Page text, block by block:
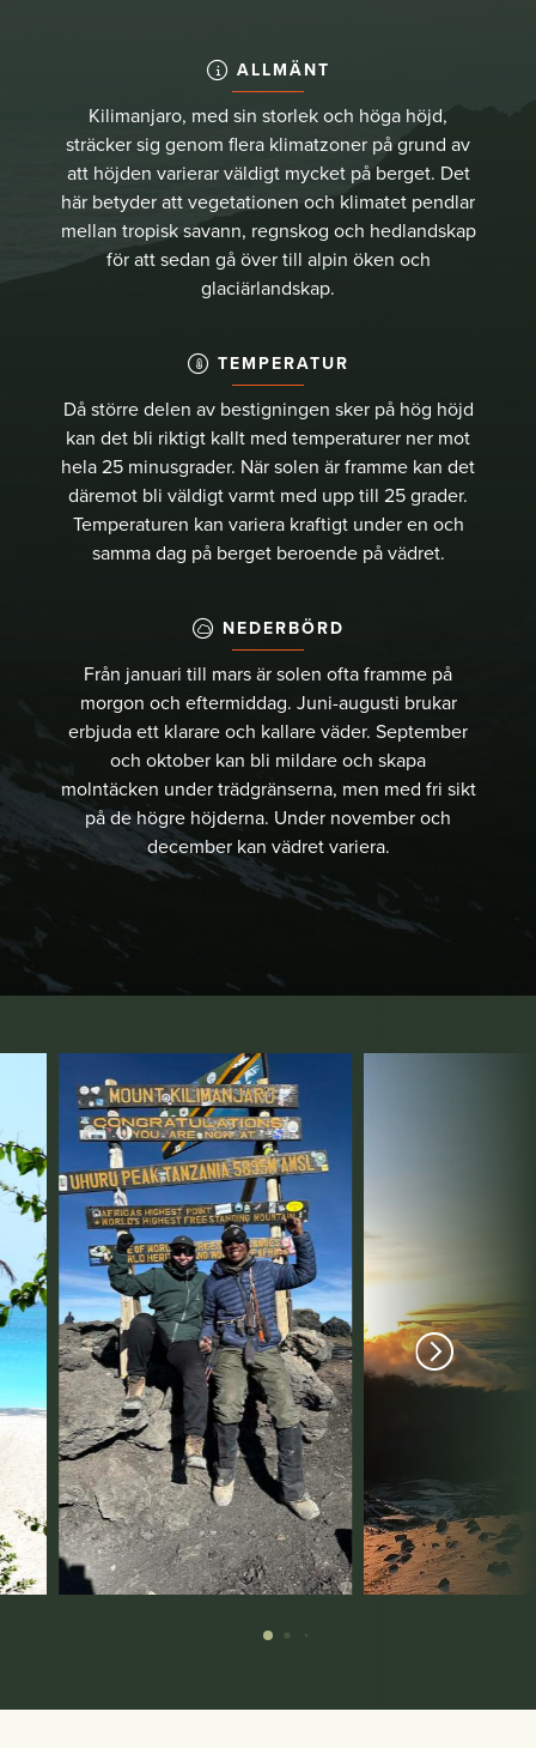
ALLMÄNT
Kilimanjaro, med sin storlek och höga höjd,
sträcker sig genom flera klimatzoner på grund av
att höjden varierar väldigt mycket på berget. Det
här betyder att vegetationen och klimatet pendlar
mellan tropisk savann, regnskog och hedlandskap
för att sedan gå över till alpin öken och
glaciärlandskap.
TEMPERATUR
Då större delen av bestigningen sker på hög höjd
kan det bli riktigt kallt med temperaturer ner mot
hela 25 minusgrader. När solen är framme kan det
däremot bli väldigt varmt med upp till 25 grader.
Temperaturen kan variera kraftigt under en och
samma dag på berget beroende på vädret.
NEDERBÖRD
Från januari till mars är solen ofta framme på
morgon och eftermiddag. Juni-augusti brukar
erbjuda ett klarare och kallare väder. September
och oktober kan bli mildare och skapa
molntäcken under trädgränserna, men med fri sikt
på de högre höjderna. Under november och
december kan vädret variera.